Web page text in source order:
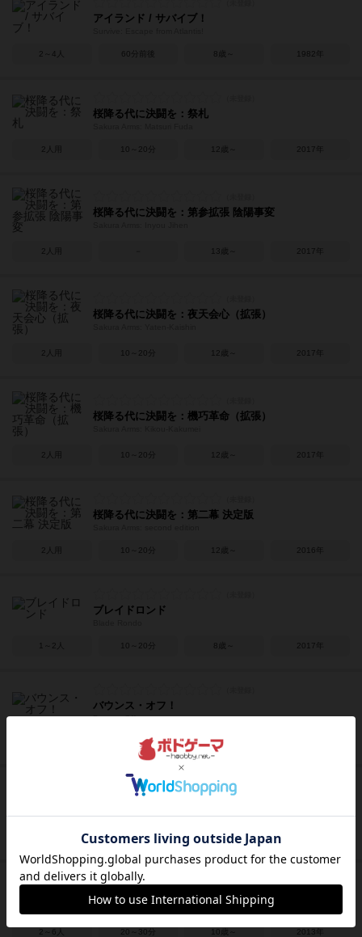
アイランド / サバイブ！
2～4人 60分前後 8歳～ 1982年
桜降る代に決闘を：祭札
2人用 10～20分 12歳～ 2017年
桜降る代に決闘を：第参拡張 陰陽事変
2人用 13歳～ 2017年
桜降る代に決闘を：夜天会心（拡張）
2人用 10～20分 12歳～ 2017年
桜降る代に決闘を：機巧革命（拡張）
2人用 10～20分 12歳～ 2017年
桜降る代に決闘を：第二幕 決定版
2人用 10～20分 12歳～ 2016年
ブレイドロンド
1～2人 10～20分 8歳～ 2017年
バウンス・オフ！
Bounce-Off
15分前後 7歳～
15～30分 10歳～
ロストレガシー
2～6人 20～30分 10歳～ 2013年